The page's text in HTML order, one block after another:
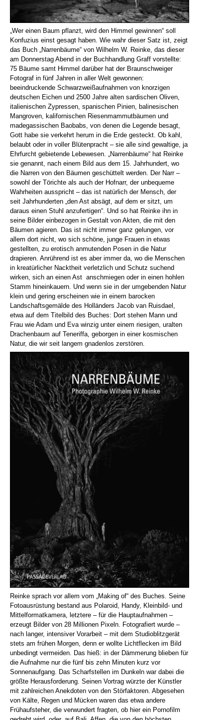
„Wer einen Baum pflanzt, wird den Himmel gewinnen“ soll
Konfuzius einst gesagt haben. Wie wahr dieser Satz ist, zeigt
das Buch „Narrenbäume“ von Wilhelm W. Reinke, das dieser
am Donnerstag Abend in der Buchhandlung Graff vorstellte:
75 Bäume samt Himmel darüber hat der Braunschweiger
Fotograf in fünf Jahren in aller Welt gewonnen:
beeindruckende Schwarzweißaufnahmen von knorzigen
deutschen Eichen und 2500 Jahre alten sardischen Oliven,
italienischen Zypressen, spanischen Pinien, balinesischen
Mangroven, kalifornischen Riesenmammutbäumen und
madegassischen Baobabs, von denen die Legende besagt,
Gott habe sie verkehrt herum in die Erde gesteckt. Ob kahl,
belaubt oder in voller Blütenpracht – sie alle sind gewaltige, ja
Ehrfurcht gebietende Lebewesen. „Narrenbäume“ hat Reinke
sie genannt, nach einem Bild aus dem 15. Jahrhundert, wo
die Narren von den Bäumen geschüttelt werden. Der Narr –
sowohl der Törichte als auch der Hofnarr, der unbequeme
Wahrheiten ausspricht – das ist natürlich der Mensch, der
seit Jahrhunderten „den Ast absägt, auf dem er sitzt, um
daraus einen Stuhl anzufertigen“. Und so hat Reinke ihn in
seine Bilder einbezogen in Gestalt von Akten, die mit den
Bäumen agieren. Das ist nicht immer ganz gelungen, vor
allem dort nicht, wo sich schöne, junge Frauen in etwas
gestellten, zu erotisch anmutenden Posen in die Natur
drapieren. Anrührend ist es aber immer da, wo die Menschen
in kreatürlicher Nacktheit verletzlich und Schutz suchend
wirken, sich an einen Ast anschmiegen oder in einen hohlen
Stamm hineinkauern. Und wenn sie in der umgebenden Natur
klein und gering erscheinen wie in einem barocken
Landschaftsgemälde des Holländers Jacob van Ruisdael,
etwa auf dem Titelbild des Buches: Dort stehen Mann und
Frau wie Adam und Eva winzig unter einem riesigen, uralten
Drachenbaum auf Teneriffa, geborgen in einer kosmischen
Natur, die wir seit langem gnadenlos zerstören.
Reinke sprach vor allem vom „Making of“ des Buches. Seine
Fotoausrüstung bestand aus Polaroid, Handy, Kleinbild- und
Mittelformatkamera, letztere – für die Hauptaufnahmen –
erzeugt Bilder von 28 Millionen Pixeln. Fotografiert wurde –
nach langer, intensiver Vorarbeit – mit dem Studioblitzgerät
stets am frühen Morgen, denn er wollte Lichtflecken im Bild
unbedingt vermeiden. Das hieß: in der Dämmerung blieben für
die Aufnahme nur die fünf bis zehn Minuten kurz vor
Sonnenaufgang. Das Scharfstellen im Dunkeln war dabei die
größte Herausforderung. Seinen Vortrag würzte der Künstler
mit zahlreichen Anekdoten von den Störfaktoren. Abgesehen
von Kälte, Regen und Mücken waren das etwa andere
Frühaufsteher, die verwundert fragten, ob hier ein Pornofilm